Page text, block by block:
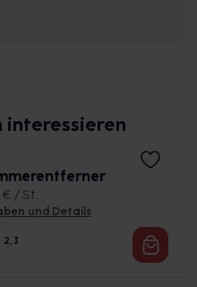
interessieren
€ / St.
und Details
2, 3